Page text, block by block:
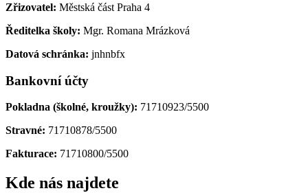
Zřizovatel: Městská část Praha 4
Ředitelka školy: Mgr. Romana Mrázková
Datová schránka: jnhnbfx
Bankovní účty
Pokladna (školné, kroužky): 71710923/5500
Stravné: 71710878/5500
Fakturace: 71710800/5500
Kde nás najdete